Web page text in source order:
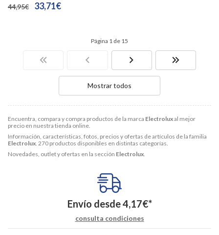
Encuentra, compara y compra productos de la marca Electroluxal mejor
precio en nuestra tienda online.
Información, características, fotos, precios y ofertas de artículos de la familia
Electrolux. 270 productos disponibles en distintas categorías.
Novedades, outlet y ofertas en la sección Electrolux.
44,95€
33,71€
Página 1 de 15
Mostrar todos
Envío desde4,17€*
consulta condiciones